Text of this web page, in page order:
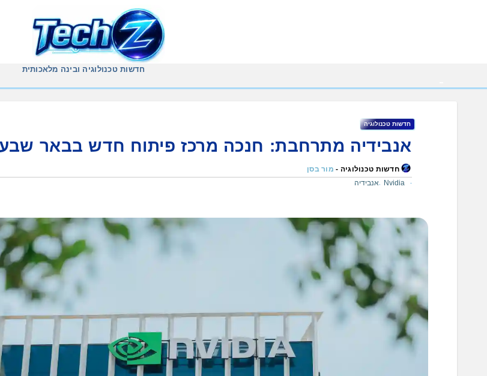
חדשות טכנולוגיה ובינה מלאכותית
חדשות טכנולוגיה
אנבידיה מתרחבת: חנכה מרכז פיתוח חדש בבאר
חדשות טכנולוגיה - מור בסן
Nvidia
,אנבידיה